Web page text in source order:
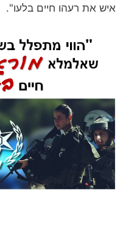
איש את רעהו חיים בלעו".